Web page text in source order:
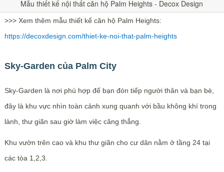
Mẫu thiết kế nội thất căn hộ Palm Heights - Decox Design
>>> Xem thêm mẫu thiết kế căn hộ Palm Heights:
https://decoxdesign.com/thiet-ke-noi-that-palm-heights
Sky-Garden của Palm City
Sky-Garden là nơi phù hợp để bạn đón tiếp người thân và bạn bè,
đây là khu vực nhìn toàn cảnh xung quanh với bầu không khí trong
lành, thư giãn sau giờ làm việc căng thẳng.
Khu vườn trên cao và khu thư giãn cho cư dân nằm ở tầng 24 tại
các tòa 1,2,3.